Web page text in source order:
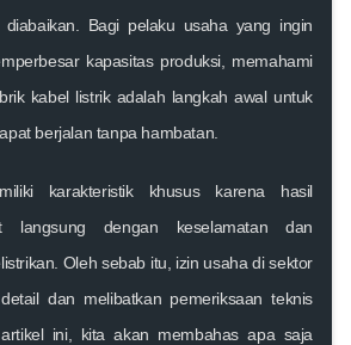
Bagi pelaku usaha yang ingin
kapasitas produksi, memahami
kabel listrikadalah langkah awal untuk
berjalan tanpa hambatan.
karakteristik khusus karena hasil
langsung dengan keselamatan dan
Oleh sebab itu, izin usaha di sektor
dan melibatkan pemeriksaan teknis
ini, kita akan membahas apa saja